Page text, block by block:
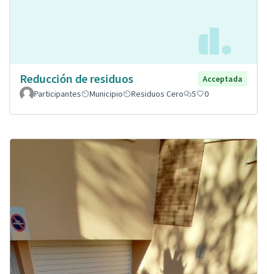
Reducción de residuos
Acceptada
Participantes
Municipio Residuos Cero 5 0